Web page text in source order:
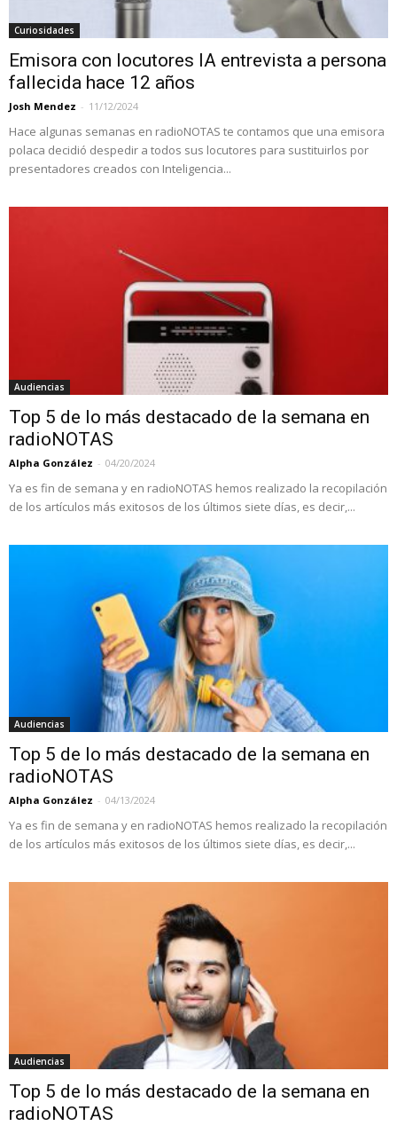
Curiosidades
Emisora con locutores IA entrevista a persona
fallecida hace 12 años
Josh Mendez - 11/12/2024
Hace algunas semanas en radioNOTAS te contamos que una emisora
polaca decidió despedir a todos sus locutores para sustituirlos por
presentadores creados con Inteligencia...
Audiencias
Top 5 de lo más destacado de la semana en
radioNOTAS
Alpha González - 04/20/2024
Ya es fin de semana y en radioNOTAS hemos realizado la recopilación
de los artículos más exitosos de los últimos siete días, es decir,...
Audiencias
Top 5 de lo más destacado de la semana en
radioNOTAS
Alpha González - 04/13/2024
Ya es fin de semana y en radioNOTAS hemos realizado la recopilación
de los artículos más exitosos de los últimos siete días, es decir,...
Audiencias
Top 5 de lo más destacado de la semana en
radioNOTAS